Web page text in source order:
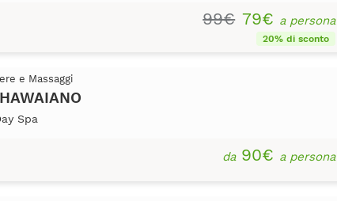
99€ 79€ a persona
20% di sconto
e Massaggi
Spa
da90€ a persona